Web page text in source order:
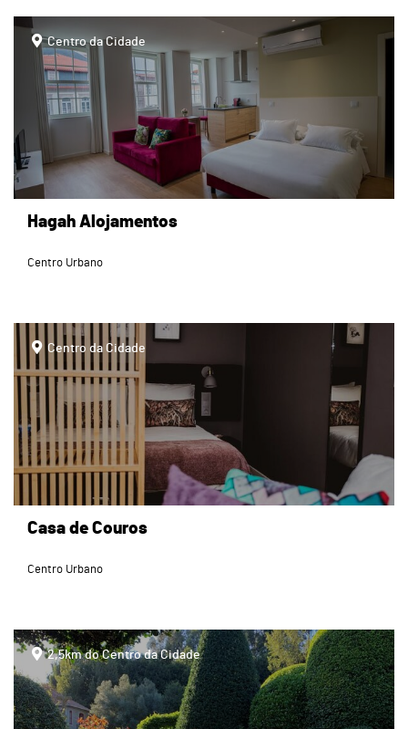
page
Centro da Cidade
Hagah Alojamentos
Centro Urbano
page
Centro da Cidade
Casa de Couros
Centro Urbano
page
2,5km do Centro da Cidade